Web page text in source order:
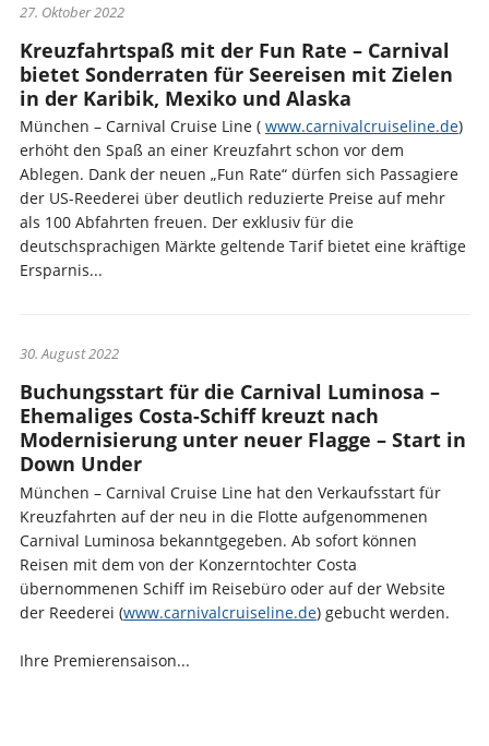
27. Oktober 2022
Kreuzfahrtspaß mit der Fun Rate – Carnival
bietet Sonderraten für Seereisen mit Zielen
in der Karibik, Mexiko und Alaska
München – Carnival Cruise Line ( www.carnivalcruiseline.de)
erhöht den Spaß an einer Kreuzfahrt schon vor dem
Ablegen. Dank der neuen „Fun Rate“ dürfen sich Passagiere
der US-Reederei über deutlich reduzierte Preise auf mehr
als 100 Abfahrten freuen. Der exklusiv für die
deutschsprachigen Märkte geltende Tarif bietet eine kräftige
Ersparnis...
30. August 2022
Buchungsstart für die Carnival Luminosa –
Ehemaliges Costa-Schiff kreuzt nach
Modernisierung unter neuer Flagge – Start in
Down Under
München – Carnival Cruise Line hat den Verkaufsstart für
Kreuzfahrten auf der neu in die Flotte aufgenommenen
Carnival Luminosa bekanntgegeben. Ab sofort können
Reisen mit dem von der Konzerntochter Costa
übernommenen Schiff im Reisebüro oder auf der Website
der Reederei (www.carnivalcruiseline.de) gebucht werden.
Ihre Premierensaison...